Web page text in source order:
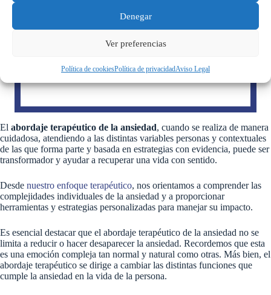
Denegar
Ver preferencias
Política de cookiesPolítica de privacidadAviso Legal
inquietudes relacionadas con cambios en el
interacción social, enfrentarse a situaciones
afectivo.
El abordaje terapéutico de la ansiedad, cuando se realiza de manera
cuidadosa, atendiendo a las distintas variables personas y contextuales
de las que forma parte y basada en estrategias con evidencia, puede ser
transformador y ayudar a recuperar una vida con sentido.
Desde nuestro enfoque terapéutico, nos orientamos a comprender las
complejidades individuales de la ansiedad y a proporcionar
herramientas y estrategias personalizadas para manejar su impacto.
Es esencial destacar que el abordaje terapéutico de la ansiedad no se
limita a reducir o hacer desaparecer la ansiedad. Recordemos que esta
es una emoción compleja tan normal y natural como otras. Más bien, el
abordaje terapéutico se dirige a cambiar las distintas funciones que
cumple la ansiedad en la vida de la persona.